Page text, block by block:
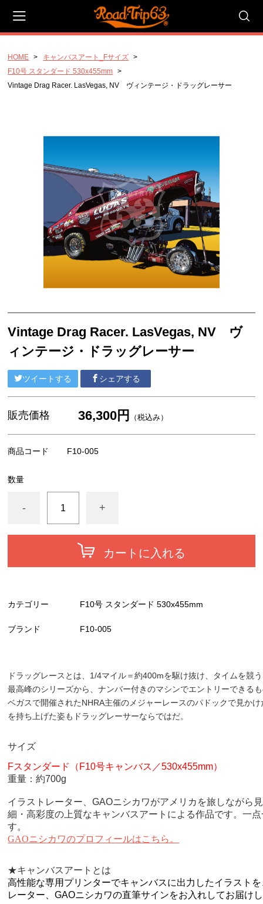
マイページ
CATEGORY
P10号_スタンダード 530x410mm
P4号 コンパクト 333x220mm
キャンバスアート_Fサイズ
F20号 ラージ 727x606mm
F10号 スタンダード 530x455mm
F4号 コンパクト 333x242mm
ウッディーアート Woody Art
A4サイズ
ポストカード
ポストカードセット
ポストカードブック（書籍）
HOME
キャンバスアート_Fサイズ
F10号 スタンダード 530x455mm
Vintage Drag Racer. LasVegas, NV ヴィンテージ・ドラッグレーサー
Vintage Drag Racer. LasVegas, NV ヴ
ィンテージ・ドラッグレーサー
ツイートする シェアする
販売価格 36,300円 （税込み）
商品コード F10-005
数量
- +
カートに入れる
カテゴリー F10号 スタンダード 530x455mm
ブランド F10-005
ドラッグレースとは、1/4マイル＝約400mを駆け抜け、タイムを競
最高峰のシリーズから、ナンバー付きのマシンでエントリーできる
ベガスで開催されたNHRA主催のメジャーレースのパドックで見か
を持ち上げた姿もドラッグレーサーならではだ。
サイズ
Fスタンダード（F10号キャンバス／530x455mm）
重量：約700g
イラストレーター、GAOニシカワがアメリカを旅しながら
細・高彩度の上質なキャンバスアートによる作品です。一
す。
GAOニシカワのプロフィールはこちら。
★キャンバスアートとは
高性能な専用プリンターでキャンバスに出力したイラスト
レーター、GAOニシカワの直筆サインをお入れしてお届け